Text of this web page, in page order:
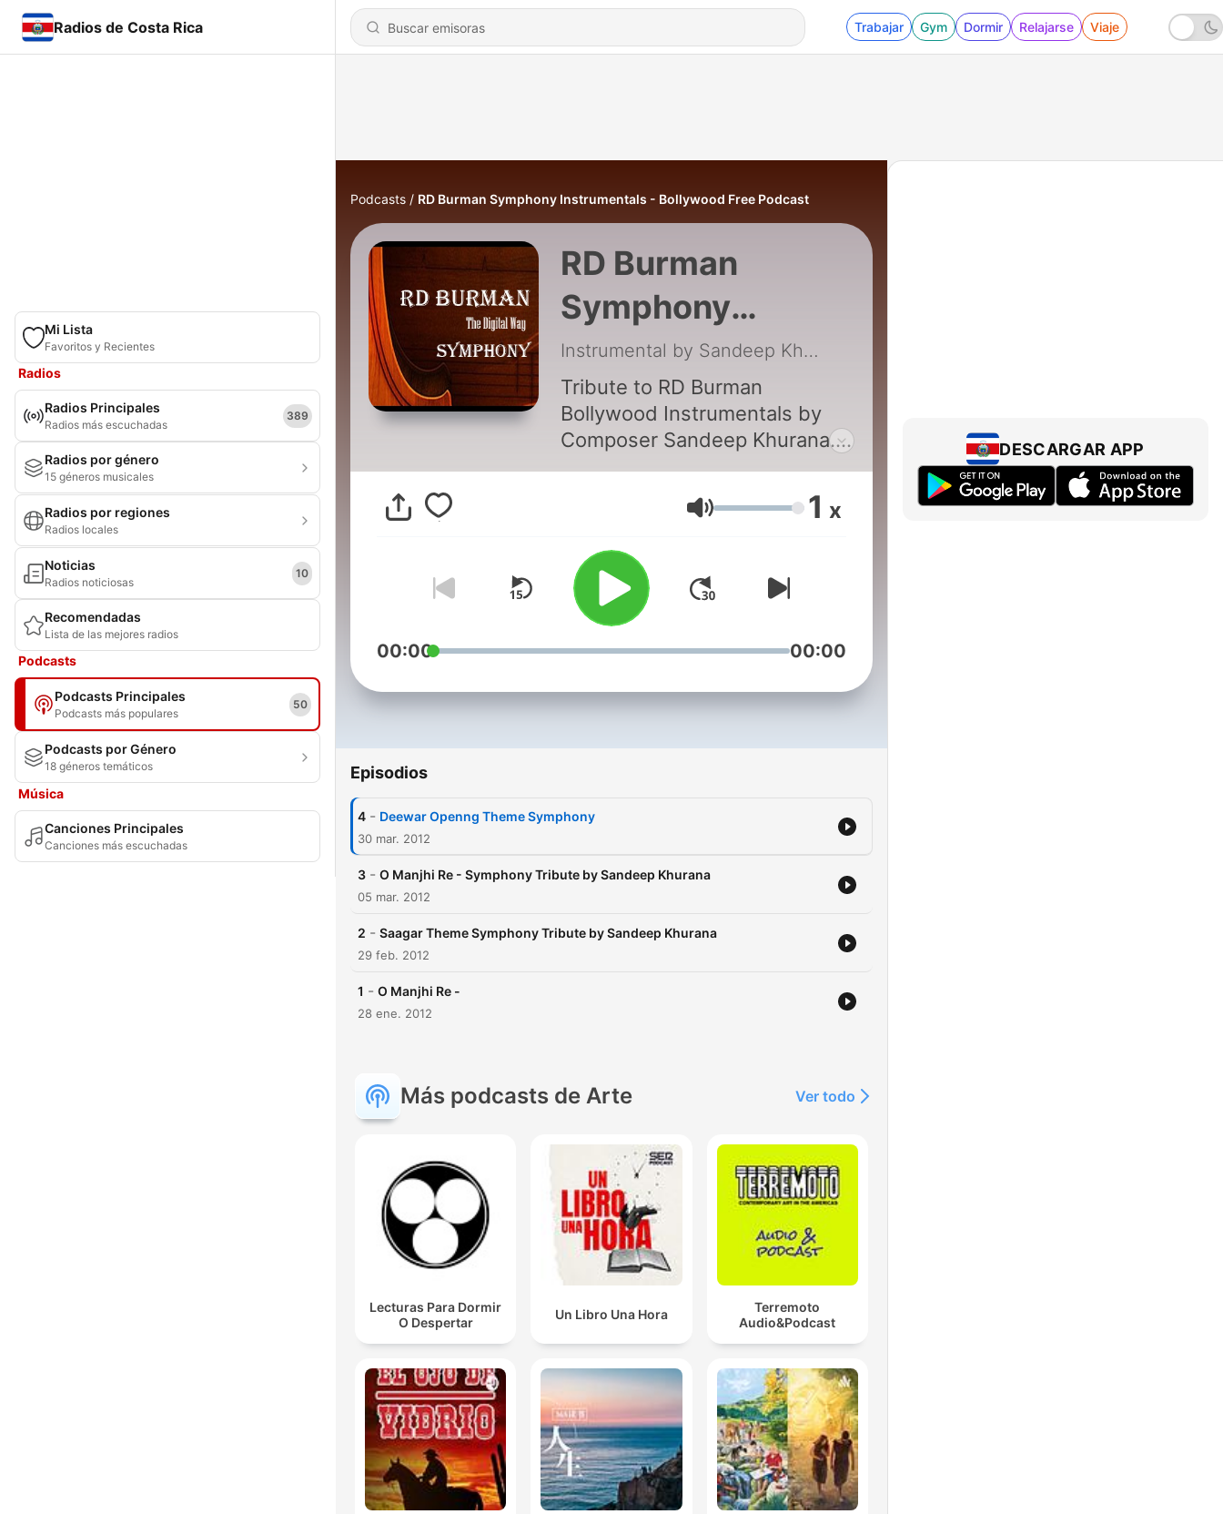
Radios de Costa Rica Trabajar Gym Dormir Relajarse Viaje
Mi Lista
Favoritos y Recientes
Radios
Radios Principales
Radios más escuchadas
389
Radios por género
15 géneros musicales
Radios por regiones
Radios locales
Noticias
Radios noticiosas
10
Recomendadas
Lista de las mejores radios
Podcasts
Podcasts Principales
Podcasts más populares
50
Podcasts por Género
18 géneros temáticos
Música
Canciones Principales
Canciones más escuchadas
Podcasts RD Burman Symphony Instrumentals - Bollywood Free Podcast
RD Burman
Symphony
Instrumentals -
Bollywood Free
Podcast
Instrumental by Sandeep Khurana
Tribute to RD Burman
Bollywood Instrumentals by
Composer Sandeep Khurana.
Free downloads.
Volumen 1 x
00:00 00:00
Episodios
4 - Deewar Openng Theme Symphony
30 mar. 2012
3 - O Manjhi Re - Symphony Tribute by Sandeep Khurana
05 mar. 2012
2 - Saagar Theme Symphony Tribute by Sandeep Khurana
29 feb. 2012
1 - O Manjhi Re -
28 ene. 2012
Más podcasts de Arte Ver todo
Lecturas Para Dormir
O Despertar
Un Libro Una Hora
Terremoto
Audio&Podcast
DESCARGAR APP